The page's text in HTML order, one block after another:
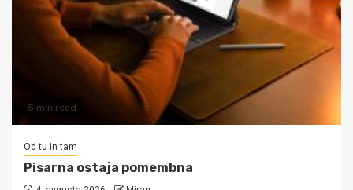
5 min read
Od tu in tam
Pisarna ostaja pomembna